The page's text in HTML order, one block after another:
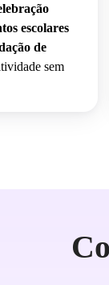
escolares
de
sem